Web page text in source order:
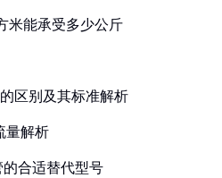
米能承受多少公斤
区别及其标准解析
量解析
的合适替代型号